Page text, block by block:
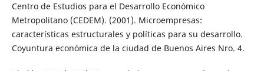
Centro de Estudios para el Desarrollo Económico
Metropolitano (CEDEM). (2001). Microempresas:
características estructurales y políticas para su desarrollo.
Coyuntura económica de la ciudad de Buenos Aires Nro. 4.